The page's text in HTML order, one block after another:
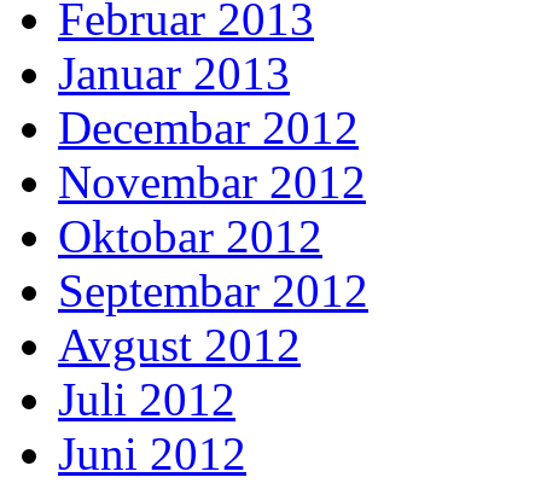
Februar 2013
Januar 2013
Decembar 2012
Novembar 2012
Oktobar 2012
Septembar 2012
Avgust 2012
Juli 2012
Juni 2012